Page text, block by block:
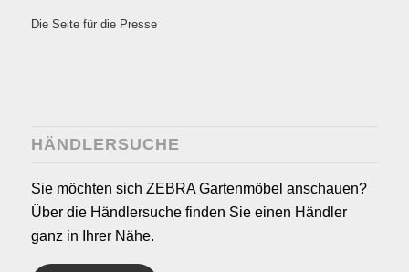
Die Seite für die Presse
HÄNDLERSUCHE
Sie möchten sich ZEBRA Gartenmöbel anschauen?
Über die Händlersuche finden Sie einen Händler
ganz in Ihrer Nähe.